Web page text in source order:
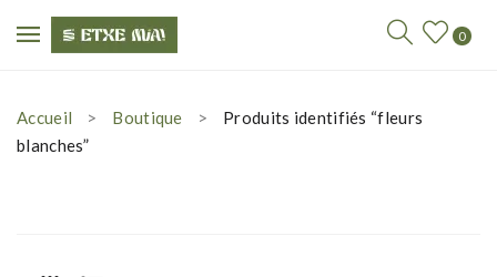
0
Accueil Boutique
Produits identifiés “fleurs
blanches”